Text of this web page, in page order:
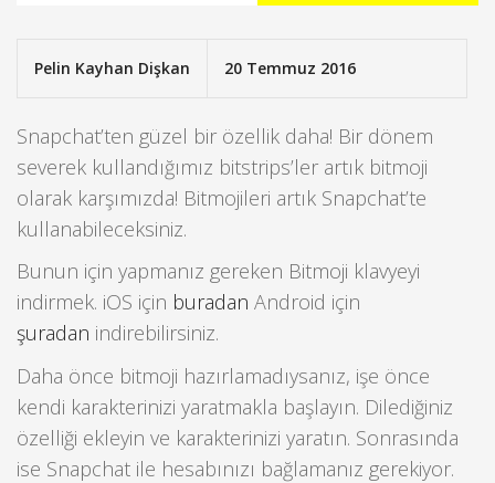
Pelin Kayhan Dişkan 20 Temmuz 2016
Snapchat’ten güzel bir özellik daha! Bir dönem
severek kullandığımız bitstrips’ler artık bitmoji
olarak karşımızda! Bitmojileri artık Snapchat’te
kullanabileceksiniz.
Bunun için yapmanız gereken Bitmoji klavyeyi
indirmek. iOS için buradan Android için
şuradan indirebilirsiniz.
Daha önce bitmoji hazırlamadıysanız, işe önce
kendi karakterinizi yaratmakla başlayın. Dilediğiniz
özelliği ekleyin ve karakterinizi yaratın. Sonrasında
ise Snapchat ile hesabınızı bağlamanız gerekiyor.